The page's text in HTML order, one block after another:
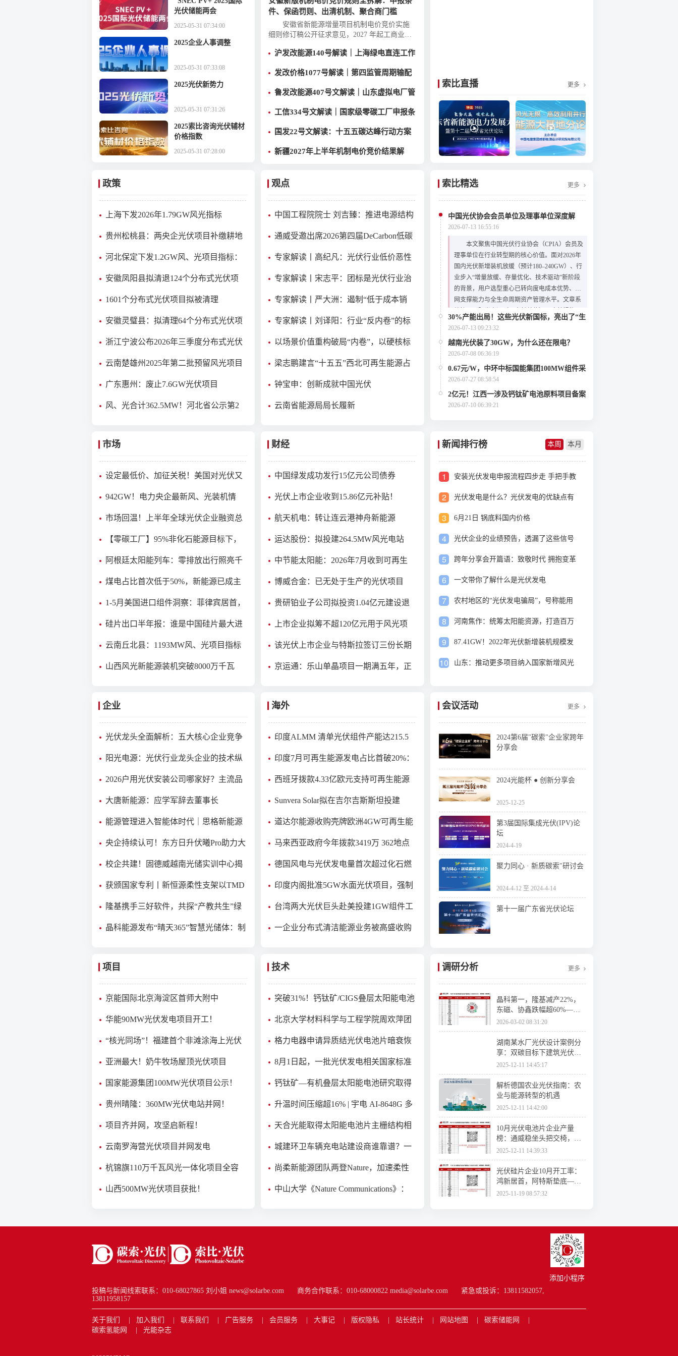
光伏储能两会
2025-05-31 07:34:00
2025企业人事调整
2025-05-31 07:33:08
2025光伏新势力
2025-05-31 07:31:26
2025索比咨询光伏辅材
价格指数
2025-05-31 07:28:00
件、保函罚则、出清机制、聚合商门槛
安徽省新能源增量项目机制电价竞价实施
细则修订稿公开征求意见，2027 年起工商业分
一竞价、履约保函规则、聚合商门槛、边际出
报告扫码获取。
沪发改能源140号解读｜上海绿电直连工作
梳理
发改价格1077号解读｜第四监管周期输配
鲁发改能源407号文解读｜山东虚拟电厂管
工信334号文解读｜国家级零碳工厂申报条
国发22号文解读：十五五碳达峰行动方案
析
新疆2027年上半年机制电价竞价结果解
索比直播 更多
政策
上海下发2026年1.79GW风光指标
贵州松桃县：两央企光伏项目补缴耕地
河北保定下发1.2GW风、光项目指标：
安徽凤阳县拟清退124个分布式光伏项
1601个分布式光伏项目拟被清理
安徽灵璧县：拟清理64个分布式光伏项
浙江宁波公布2026年三季度分布式光伏
云南楚雄州2025年第二批预留风光项目
广东惠州：废止7.6GW光伏项目
风、光合计362.5MW！河北省公示第2
观点
中国工程院院士 刘吉臻：推进电源结构
格局
通威受邀出席2026第四届DeCarbon低碳
专家解读丨高纪凡：光伏行业低价恶性
害
专家解读丨宋志平：团标是光伏行业治
专家解读丨严大洲：遏制“低于成本销
专家解读丨刘译阳：行业“反内卷”的标
以场景价值重构破局“内卷”，以硬核标
光伏行业供应链发展研讨会
梁志鹏建言“十五五”西北可再生能源占
钟宝申：创新成就中国光伏
云南省能源局局长履新
索比精选 更多
中国光伏协会会员单位及理事单位深度解
析：新能源核心驱动力盘点
2026-07-13 16:55:16
本文聚焦中国光伏行业协会（CPIA）会员及
理事单位在行业转型期的核心价值。面对2026年
国内光伏新增装机放缓（预计180–240GW）、行
业步入“增量放缓、存量优化、技术驱动”新阶段
的背景，用户选型重心已转向度电成本优势、电
网支撑能力与全生命周期资产管理水平。文章系
天合光能、晶科能源、通威股份等副理事长单位
设备装机和智慧运维能力引领光风储电氢全生
态；隆基专注单晶硅与BC电池技术降本增效；天
合提供涵盖组件、跟踪支架与能源云的一站式解
决方案；晶科依托N型TOPCon技术与全球化布局
保障海外合规交付；通威凭借硅料–电池–组件垂
直一体化及TNC 3.0组件实现成本与双面发电性
30%产能出局！这些光伏新国标，亮出了“生
死牌”
2026-07-13 09:23:32
越南光伏装了30GW，为什么还在限电？
2026-07-08 06:36:19
0.67元/W，中环中标国能集团100MW组件采
购！
2026-07-27 08:58:54
2亿元！江西一涉及钙钛矿电池原料项目备案
获批
2026-07-10 06:39:21
市场
设定最低价、加征关税！美国对光伏又
942GW！电力央企最新风、光装机情
市场回温！上半年全球光伏企业融资总
【零碳工厂】95%非化石能源目标下，
阿根廷太阳能列车：零排放出行照亮千
煤电占比首次低于50%，新能源已成主
1-5月美国进口组件洞察：菲律宾居首，
硅片出口半年报：谁是中国硅片最大进
云南丘北县：1193MW风、光项目指标
山西风光新能源装机突破8000万千瓦
财经
中国绿发成功发行15亿元公司债券
光伏上市企业收到15.86亿元补贴！
航天机电：转让连云港神舟新能源
运达股份：拟投建264.5MW风光电站
中节能太阳能：2026年7月收到可再生
博威合金：已无处于生产的光伏项目
贵研铂业子公司拟投资1.04亿元建设退
上市企业拟筹不超120亿元用于风光项
该光伏上市企业与特斯拉签订三份长期
京运通：乐山单晶项目一期满五年，正
新闻排行榜 本周 本月
1
安装光伏发电申报流程四步走 手把手教
2
光伏发电是什么？光伏发电的优缺点有
3 6月21日 锅底料国内价格
4 光伏企业的业绩预告，透漏了这些信号
5 跨年分享会开篇语：致敬时代 拥抱变革
6 一文带你了解什么是光伏发电
7
农村地区的“光伏发电骗局”，号称能用
8
河南焦作：统筹太阳能资源，打造百万
9
87.41GW！2022年光伏新增装机规模发
10
山东：推动更多项目纳入国家新增风光
2
光伏发电是什么？光伏发电的优缺点有
3 6月21日 锅底料国内价格
4 光伏企业的业绩预告，透漏了这些信号
5
6 一文带你了解什么是光伏发电
屋顶赚钱，不少人已经上当
8
河南焦作：统筹太阳能资源，打造百万
千瓦级光伏基地
9
87.41GW！2022年光伏新增装机规模发
布
10
山东：推动更多项目纳入国家新增风光
大基地项目
企业
光伏龙头全面解析：五大核心企业竞争
​阳光电源：光伏行业龙头企业的技术纵
2026户用光伏安装公司哪家好？主流品
大唐新能源：应学军辞去董事长
能源管理进入智能体时代｜思格新能源
央企持续认可！东方日升伏曦Pro助力大
校企共建！固德威越南光储实训中心揭
获颁国家专利丨新恒源柔性支架以TMD
隆基携手三好软件，共探“产教共生”绿
晶科能源发布“晴天365”智慧光储体：制
海外
印度ALMM 清单光伏组件产能达215.5
印度7月可再生能源发电占比首破20%：
新低
西班牙拨款4.33亿欧元支持可再生能源
Sunvera Solar拟在吉尔吉斯斯坦投建
道达尔能源收购壳牌欧洲4GW可再生能
马来西亚政府今年拨款3419万 362地点
德国风电与光伏发电量首次超过化石燃
印度内阁批准5GW水面光伏项目，强制
台湾两大光伏巨头赴美投建1GW组件工
一企业分布式清洁能源业务被高盛收购
会议活动 更多
2024第6届"碳索"企业家跨年
分享会
2024光能杯 ● 创新分享会
2025-12-25
第3届国际集成光伏(IPV)论
坛
2024-4-19
聚力同心 · 新质碳索"研讨会
2024-4-12 至 2024-4-14
第十一届广东省光伏论坛
项目
京能国际北京海淀区首师大附中
华能90MW光伏发电项目开工！
“核光同场”！福建首个非滩涂海上光伏
亚洲最大！奶牛牧场屋顶光伏项目
国家能源集团100MW光伏项目公示！
贵州晴隆：360MW光伏电站并网！
项目齐并网，攻坚启新程！
云南罗海营光伏项目并网发电
杭锦旗110万千瓦风光一体化项目全容
山西500MW光伏项目获批！
技术
突破31%！钙钛矿/CIGS叠层太阳能电池
双丰收
北京大学材料科学与工程学院周欢萍团
展
格力电器申请异质结光伏电池片暗衰恢
复的速率
8月1日起，一批光伏发电相关国家标准
钙钛矿—有机叠层太阳能电池研究取得
升温时间压缩超16% | 宇电 AI-8648G 多
天合光能取得太阳能电池片主栅结构相
池板电流
城建环卫车辆充电站建设商谁靠谱？一
尚柔新能源团队两登Nature，加速柔性
中山大学《Nature Communications》：
调研分析 更多
晶科第一，隆基减产22%，
东磁、协鑫跌幅超60%——1
月TOP20光伏电池片产量排
名出炉！
2026-03-02 08:31:20
湖南某水厂光伏设计案例分
享：双碳目标下建筑光伏一
体化技术应用
2025-12-11 14:45:17
解析德国农业光伏指南：农
业与能源转型的机遇
2025-12-11 14:42:00
10月光伏电池片企业产量
榜：通威稳坐头把交椅，协
鑫、东磁开工率超100%！
2025-12-11 14:39:33
光伏硅片企业10月开工率：
鸿新居首，阿特斯垫底——
索比咨询TOP20光伏硅片企
2025-11-19 08:57:32
添加小程序
投稿与新闻线索联系：010-68027865 刘小姐 news@solarbe.com
商务合作联系：010-68000822 media@solarbe.com
紧急或投诉：13811582057,
13811958157
关于我们 加入我们 联系我们 广告服务 会员服务 大事记 版权隐私 站长统计 网站地图
碳索储能网
碳索氢能网
光能杂志